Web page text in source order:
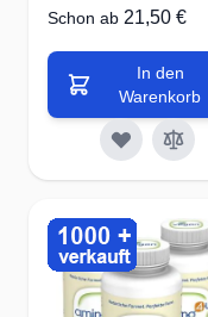
Schon ab 21,50 €
In den
Warenkorb